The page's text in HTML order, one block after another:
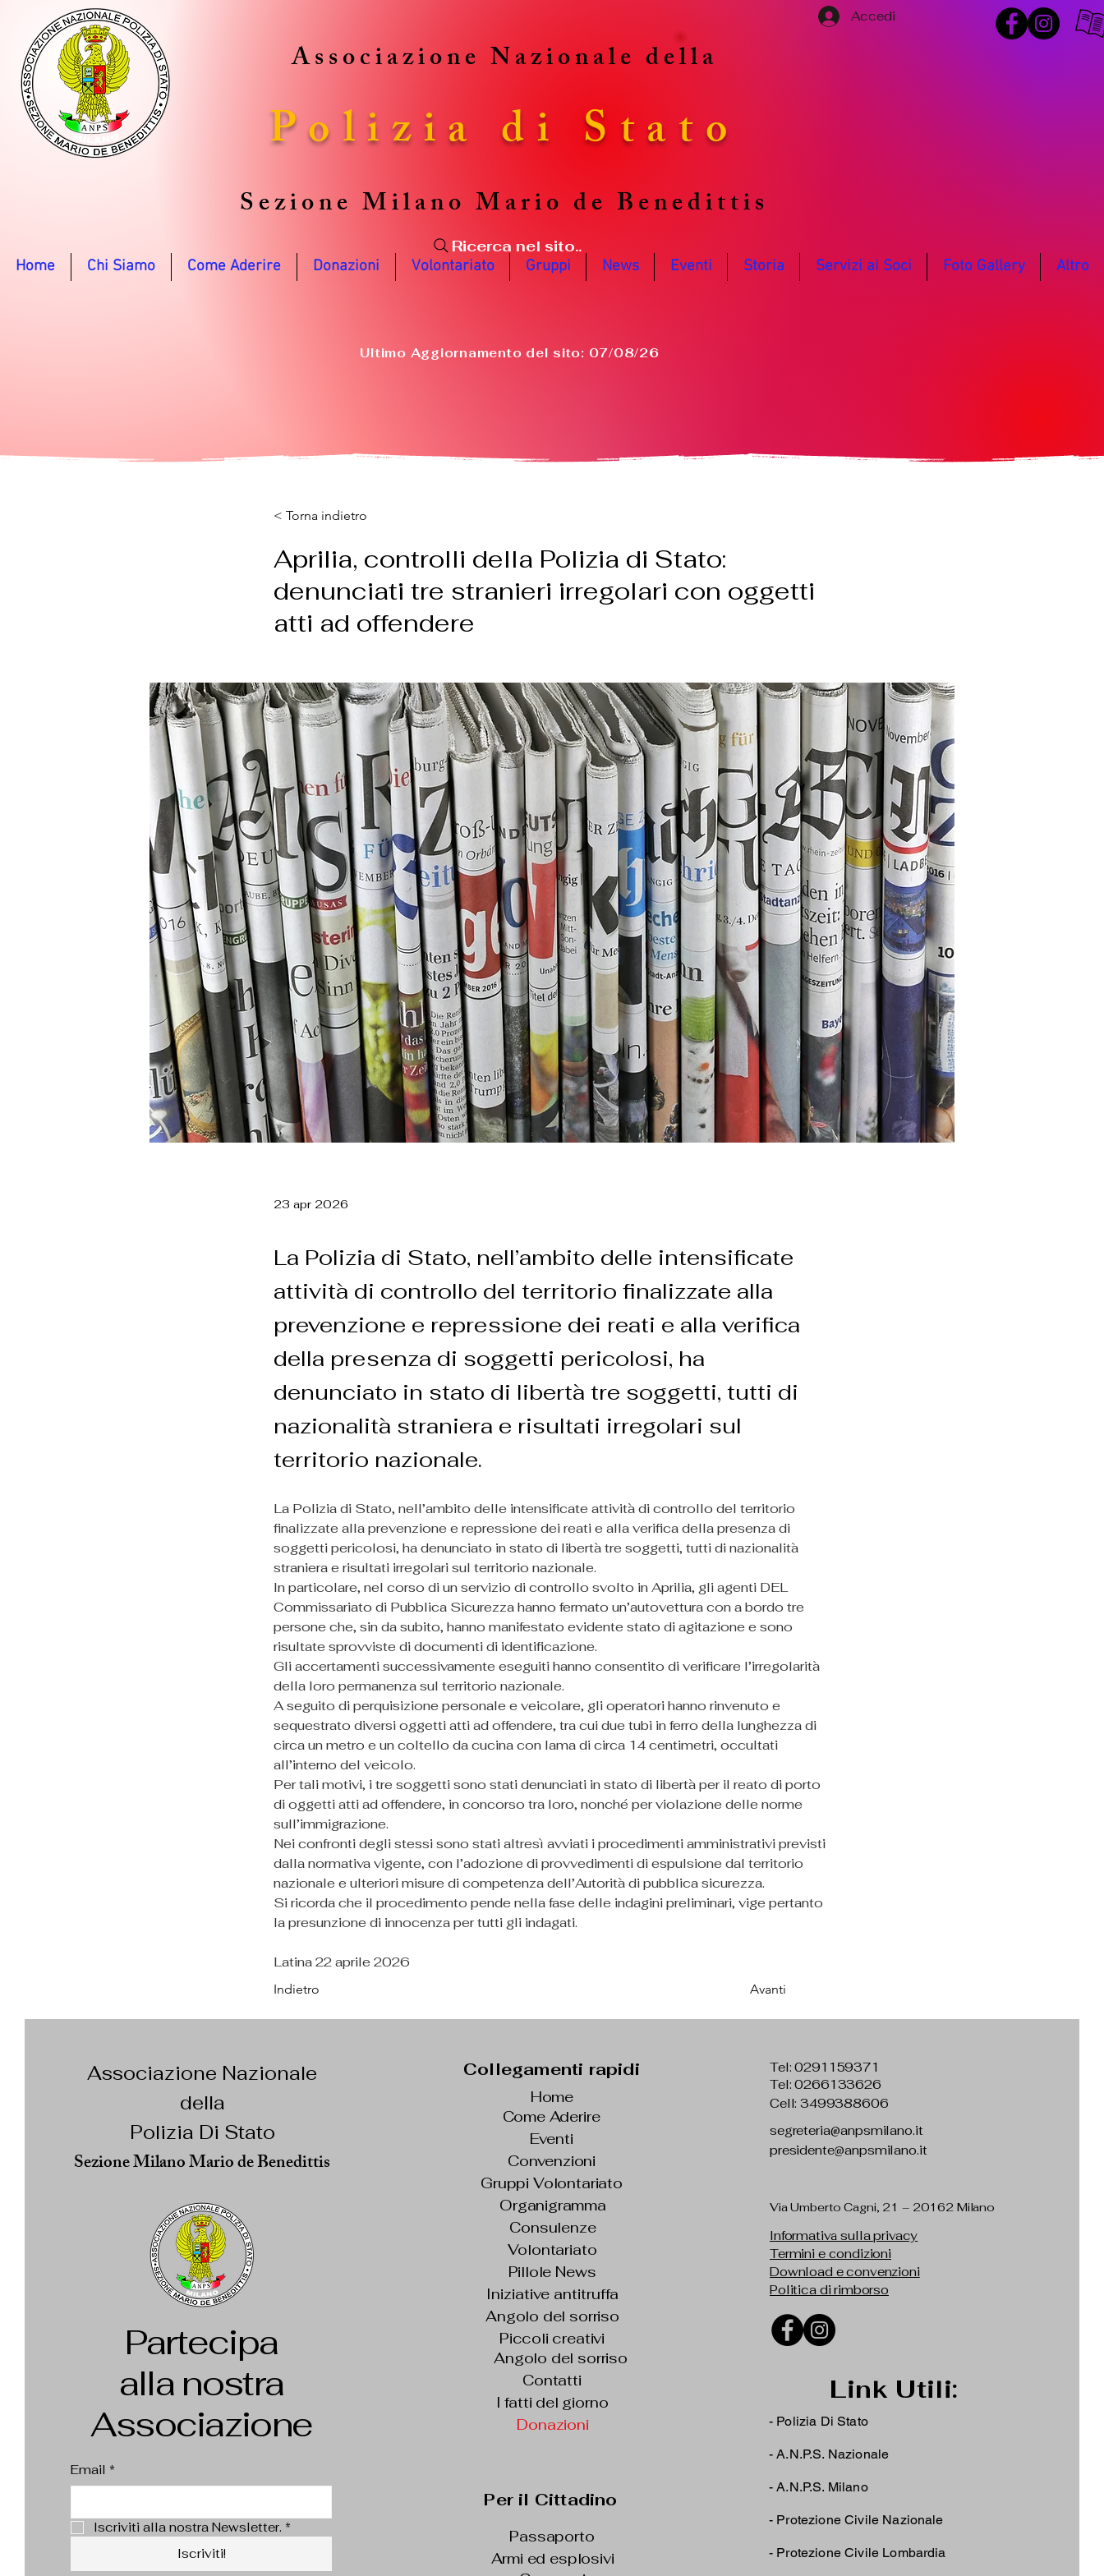
Accedi
Associazione Nazionale della
Polizia di Stato
Sezione Milano Mario de Benedittis
Ricerca nel sito..
Ultimo Aggiornamento del sito: 07/08/26
Home Chi Siamo Come Aderire Donazioni Volontariato Gruppi News Eventi Storia Servizi ai Soci Foto Gallery Altro
< Torna indietro
Aprilia, controlli della Polizia di Stato:
denunciati tre stranieri irregolari con oggetti
atti ad offendere
23 apr 2026
La Polizia di Stato, nell’ambito delle intensificate
attività di controllo del territorio finalizzate alla
prevenzione e repressione dei reati e alla verifica
della presenza di soggetti pericolosi, ha
denunciato in stato di libertà tre soggetti, tutti di
nazionalità straniera e risultati irregolari sul
territorio nazionale.
La Polizia di Stato, nell’ambito delle intensificate attività di controllo del territorio
finalizzate alla prevenzione e repressione dei reati e alla verifica della presenza di
soggetti pericolosi, ha denunciato in stato di libertà tre soggetti, tutti di nazionalità
straniera e risultati irregolari sul territorio nazionale.
In particolare, nel corso di un servizio di controllo svolto in Aprilia, gli agenti DEL
Commissariato di Pubblica Sicurezza hanno fermato un’autovettura con a bordo tre
persone che, sin da subito, hanno manifestato evidente stato di agitazione e sono
risultate sprovviste di documenti di identificazione.
Gli accertamenti successivamente eseguiti hanno consentito di verificare l’irregolarità
della loro permanenza sul territorio nazionale.
A seguito di perquisizione personale e veicolare, gli operatori hanno rinvenuto e
sequestrato diversi oggetti atti ad offendere, tra cui due tubi in ferro della lunghezza di
circa un metro e un coltello da cucina con lama di circa 14 centimetri, occultati
all’interno del veicolo.
Per tali motivi, i tre soggetti sono stati denunciati in stato di libertà per il reato di porto
di oggetti atti ad offendere, in concorso tra loro, nonché per violazione delle norme
sull’immigrazione.
Nei confronti degli stessi sono stati altresì avviati i procedimenti amministrativi previsti
dalla normativa vigente, con l’adozione di provvedimenti di espulsione dal territorio
nazionale e ulteriori misure di competenza dell’Autorità di pubblica sicurezza.
Si ricorda che il procedimento pende nella fase delle indagini preliminari, vige pertanto
la presunzione di innocenza per tutti gli indagati.
Latina 22 aprile 2026
Indietro Avanti
Associazione Nazionale
della
Polizia Di Stato
Sezione Milano Mario de Benedittis
Partecipa
alla nostra
Associazione
Email *
Iscriviti alla nostra Newsletter. *
Iscriviti!
Collegamenti rapidi
Come Aderire
Home
Eventi
Convenzioni
Gruppi Volontariato
Organigramma
Consulenze
Volontariato
Pillole News
Iniziative antitruffa
Angolo del sorriso
Angolo del sorriso
Piccoli creativi
Contatti
I fatti del giorno
Donazioni
Per il Cittadino
Passaporto
Armi ed esplosivi
Tel:0291159371
Tel: 0266133626
Cell: 3499388606
segreteria@anpsmilano.it
presidente@anpsmilano.it
Via Umberto Cagni, 21 – 20162 Milano
Informativa sulla privacy
Termini e condizioni
Download e convenzioni
Politica di rimborso
Link Utili:
- Polizia Di Stato
- A.N.P.S. Nazionale
-A.N.P.S. Milano
- Protezione Civile Nazionale
- Protezione Civile Lombardia